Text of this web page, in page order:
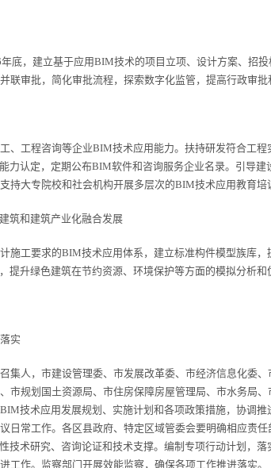
，建立基于应用BIM技术的项目立项、设计方案、招投
联审批，简化审批流程，探索数字化监管，提高行政审批
工程咨询等企业BIM技术应用能力。扶持研发符合工程
力认定，定期公布BIM软件和咨询服务企业名录。引导
持大专院校和社会机构开展多层次的BIM技术应用教育培
和建筑产业化融合发展
工要求的BIM技术应用体系，建立标准构件模型族库，
提升绿色建筑在节约资源、环境保护等方面的模拟分析和
实
人，市建设管理委、市发展改革委、市经济信息化委、
市规划国土资源局、市住房保障房屋管理局、市水务局
技术应用发展规划、实施计划和各项政策措施，协调推
日常工作。各区县政府、特定区域管委会要明确相应责
技术研究、咨询论证和技术支撑。编制专项行动计划，
工作。监察部门开展效能监察，确保各项工作推进落实。